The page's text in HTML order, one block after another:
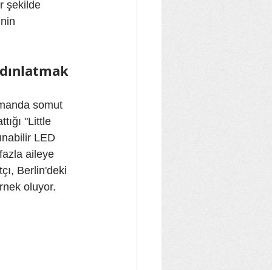
şekilde
somut
"Little
LED
aileye
Berlin'deki
oluyor.